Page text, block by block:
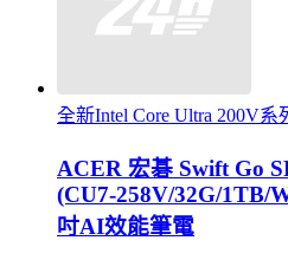
全新Intel Core Ultra 200V系
ACER 宏碁 Swift Go
(CU7-258V/32G/1TB/
吋AI效能筆電